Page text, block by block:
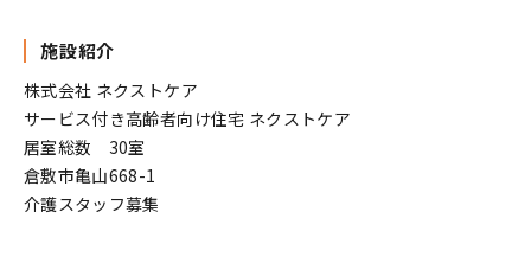
施設紹介
株式会社 ネクストケア
サービス付き高齢者向け住宅 ネクストケア
居室総数 30室
倉敷市亀山668-1
介護スタッフ募集